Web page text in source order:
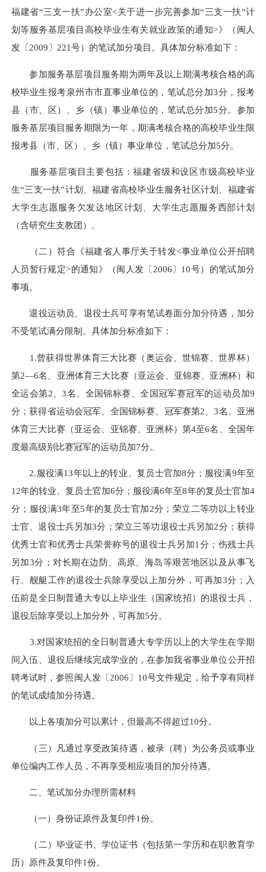
福建省“三支一扶”办公室<关于进一步完善参加“三支一扶”计
划等服务基层项目高校毕业生有关就业政策的通知>》（闽人
发〔2009〕221号）的笔试加分项目。具体加分标准如下：
参加服务基层项目服务期为两年及以上期满考核合格的高
校毕业生报考泉州市市直事业单位的，笔试总分加3分，报考
县（市、区）、乡（镇）事业单位的，笔试总分加5分。参加
服务基层项目服务期限为一年，期满考核合格的高校毕业生限
报考县（市、区）、乡（镇）事业单位，笔试总分加5分。
服务基层项目主要包括：福建省级和设区市级高校毕业
生“三支一扶”计划、福建省高校毕业生服务社区计划、福建省
大学生志愿服务欠发达地区计划、大学生志愿服务西部计划
（含研究生支教团）。
（二）符合《福建省人事厅关于转发<事业单位公开招聘
人员暂行规定>的通知》（闽人发〔2006〕10号）的笔试加分
事项。
退役运动员、退役士兵可享有笔试卷面分加分待遇，加分
不受笔试满分限制。具体加分标准如下：
1.曾获得世界体育三大比赛（奥运会、世锦赛、世界杯）
第2—6名、亚洲体育三大比赛（亚运会、亚锦赛、亚洲杯）和
全运会第2、3名、全国锦标赛、全国冠军赛冠军的运动员加9
分；获得省运动会冠军、全国锦标赛、冠军赛第2、3名、亚洲
体育三大比赛（亚运会、亚锦赛、亚洲杯）第4至6名、全国年
度最高级别比赛冠军的运动员加7分。
2.服役满13年以上的转业、复员士官加8分；服役满9年至
12年的转业、复员士官加6分；服役满6年至8年的复员士官加4
分；服役满3年至5年的复员士官加2分；荣立二等功以上转业
士官、退役士兵另加3分；荣立三等功退役士兵另加2分；获得
优秀士官和优秀士兵荣誉称号的退役士兵另加1分；伤残士兵
另加3分；对长期在边防、高原、海岛等艰苦地区以及从事飞
行、舰艇工作的退役士兵除享受以上加分外，可再加3分；入
伍前是全日制普通大专以上毕业生（国家统招）的退役士兵，
退役后除享受以上加分外，可再加5分。
3.对国家统招的全日制普通大专学历以上的大学生在学期
间入伍、退役后继续完成学业的，在参加我省事业单位公开招
聘考试时，参照闽人发〔2006〕10号文件规定，给予享有同样
的笔试成绩加分待遇。
以上各项加分可以累计，但最高不得超过10分。
（三）凡通过享受政策待遇，被录（聘）为公务员或事业
单位编内工作人员，不再享受相应项目的加分待遇。
二、笔试加分办理所需材料
（一）身份证原件及复印件1份。
（二）毕业证书、学位证书（包括第一学历和在职教育学
历）原件及复印件1份。